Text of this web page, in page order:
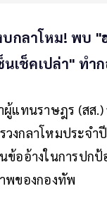
กลาโหม! พบ
เช็คเปล่า" ทำ
แทนราษฎร (สส
งกลาโหมประจ
ออ้างในการปกป้
พของกองทัพ